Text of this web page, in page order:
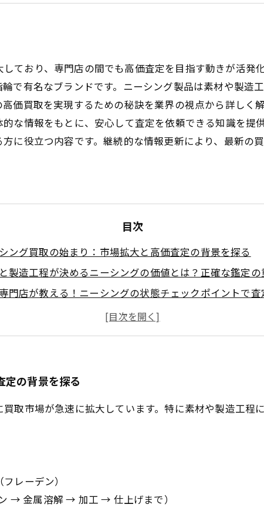
ており、専門店の間でも高価査定を目指す動きが活発
で有名なブランドです。ニーシング製品は素材や製造
価買取を実現するための秘訣を業界の視点から詳しく
な情報をもとに、安心して査定を依頼できる知識を提
に役立つ内容です。継続的な情報更新により、最新の
目次
ング買取の始まり：市場拡大と高価査定の背景を探る
製造工程が決めるニーシングの価値とは？正確な鑑定の
門店が教える！ニーシングの状態チェックポイントで査
動向と評価基準を理解して、安心の高価買取を実現しよう
ングを売却するための最適なタイミングと継続的な情報
報で差をつける！ニーシング高価買取の秘訣まとめ
定の背景を探る
取市場が急速に拡大しています。特に素材や製造工程
レーデン）
→ 金属溶解 → 加工 → 仕上げまで）